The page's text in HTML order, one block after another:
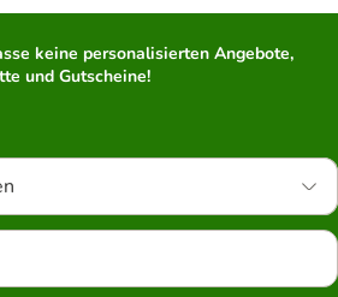
keine personalisierten Angebote,
und Gutscheine!